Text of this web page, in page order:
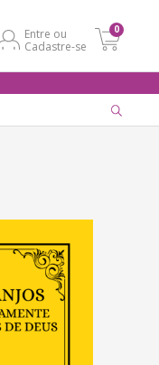
Entre ou
Cadastre-se
0